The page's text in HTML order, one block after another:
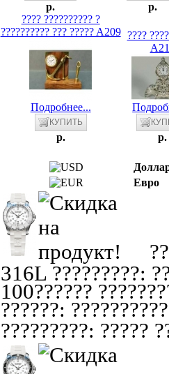
p.
p.
???? ?????????? ?
?????????? ??? ????? A209
Подробнее...
p.
????
p.
Евро
316L ?????????:
100??????
??????:
?????????: ?????